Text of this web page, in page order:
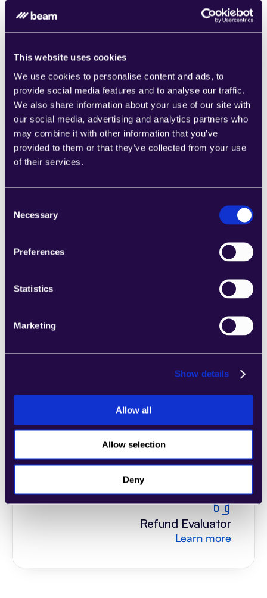
This website uses cookies
We use cookies to personalise content and ads, to
provide social media features and to analyse our traffic.
We also share information about your use of our site with
our social media, advertising and analytics partners who
may combine it with other information that you’ve
provided to them or that they’ve collected from your use
of their services.
Selection
Necessary
Preferences
Statistics
Marketing
Show details
Allow all
Allow selection
Deny
Understand Scheduling Request
Learn more
Learn more
Learn more
General Customer Support
Learn more
Refund Evaluator
Learn more